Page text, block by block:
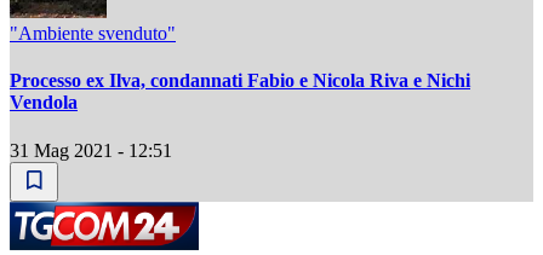
"Ambiente svenduto"
Processo ex Ilva, condannati Fabio e Nicola Riva e Nichi
Vendola
31 Mag 2021 - 12:51